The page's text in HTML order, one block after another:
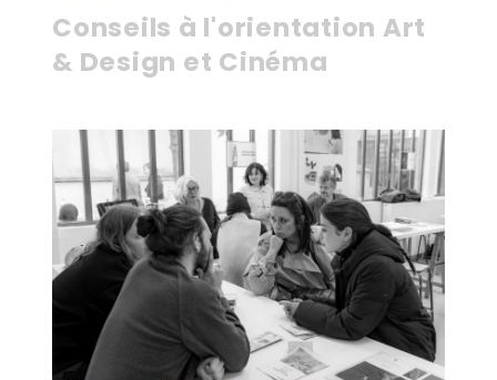
Conseils à l'orientation Art
& Design et Cinéma